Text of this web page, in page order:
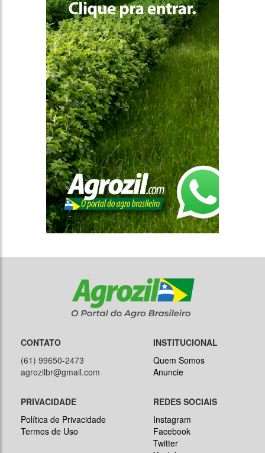
CONTATO
(61) 99650-2473
agrozilbr@gmail.com
INSTITUCIONAL
Quem Somos
Anuncie
PRIVACIDADE
Política de Privacidade
Termos de Uso
REDES SOCIAIS
Instagram
Facebook
Twitter